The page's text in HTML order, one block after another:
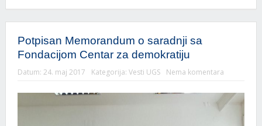
Potpisan Memorandum o saradnji sa
Fondacijom Centar za demokratiju
Datum: 24. maj 2017 Kategorija: Vesti UGS Nema komentara